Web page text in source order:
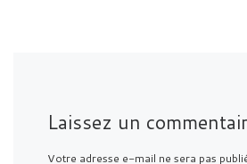
Laissez un
Votre adresse e-mail ne sera pas